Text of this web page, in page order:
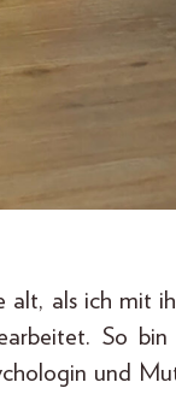
als ich mit
So
und